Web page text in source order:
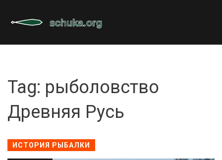
Tag: рыболовство
Древняя Русь
ИСТОРИЯ РЫБАЛКИ